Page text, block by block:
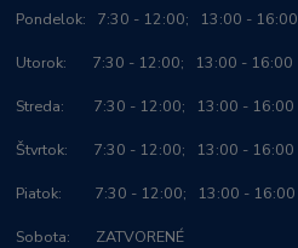
Pondelok: 7:30 - 12:00; 13:00 - 16:00
Utorok: 7:30 - 12:00; 13:00 - 16:00
Streda: 7:30 - 12:00; 13:00 - 16:00
Štvrtok: 7:30 - 12:00; 13:00 - 16:00
Piatok: 7:30 - 12:00; 13:00 - 16:00
Sobota: ZATVORENÉ